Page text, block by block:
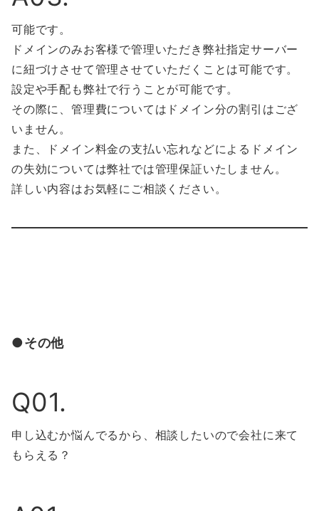
可能です。
ドメインのみお客様で管理いただき弊社指定サーバー
に紐づけさせて管理させていただくことは可能です。
設定や手配も弊社で行うことが可能です。
その際に、管理費についてはドメイン分の割引はござ
いません。
また、ドメイン料金の支払い忘れなどによるドメイン
の失効については弊社では管理保証いたしません。
詳しい内容はお気軽にご相談ください。
●その他
Q01.
申し込むか悩んでるから、相談したいので会社に来て
もらえる？